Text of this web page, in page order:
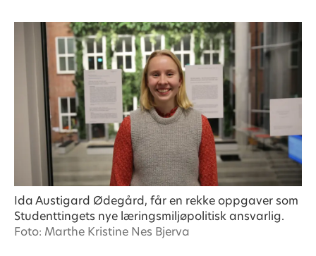
Ida Austigard Ødegård, får en rekke oppgaver som
Studenttingets nye læringsmiljøpolitisk ansvarlig.
Foto: Marthe Kristine Nes Bjerva